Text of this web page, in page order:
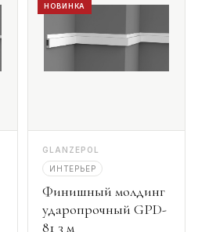
НОВИНКА
GLANZEPOL
ИНТЕРЬЕР
Финишный молдинг
ударопрочный GPD-
81 3 м